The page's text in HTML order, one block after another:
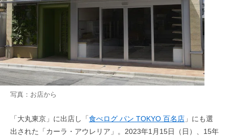
写真：お店から
「大丸東京」に出店し「食べログ パン TOKYO 百名店 」にも選
出された「カーラ・アウレリア」。2023年1月15日（日）、15年